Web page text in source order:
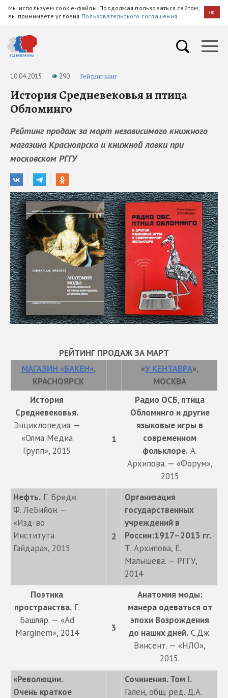
Мы используем cookie-файлы. Продолжая пользоваться сайтом,
вы принимаете условия Пользовательского соглашения OK
10.04.2015 290 Рейтинг книг
История Средневековья и птица
Обломинго
Рейтинг продаж за март независимого книжного
магазина Красноярска и книжной лавки при
московском РГГУ
РЕЙТИНГ ПРОДАЖ ЗА МАРТ
МАГАЗИН «БАКЕН»,
КРАСНОЯРСК
«У КЕНТАВРА»,
МОСКВА
История
Средневековья.
Энциклопедия. —
«Олма Медиа
Групп», 2015
1
Радио ОСБ, птица
Обломинго и другие
языковые игры в
современном
фольклоре. А.
Архипова. — «Форум»,
2015
Нефть. Г. Бридж
Ф. ЛеБийон. —
«Изд-во
Института
Гайдара», 2015
2
Организация
государственных
учреждений в
России:1917–2013 гг.
Т. Архипова, Е.
Малышева. — РГГУ,
2014
Поэтика
пространства.Г.
Башляр. — «Ad
Marginem», 2014
3
Анатомия моды:
манера одеваться от
эпохи Возрождения
до наших дней. С.Дж.
Винсент. — «НЛО»,
2015.
«Революции.
Очень краткое
Сочинения. Том I.
Гален, общ. ред. Д.А.